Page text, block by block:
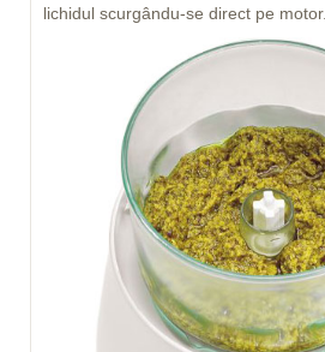
lichidul scurgându-se direct pe motor.